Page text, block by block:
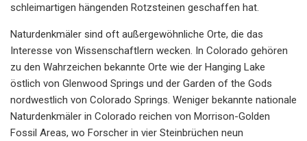
schleimartigen hängenden Rotzsteinen geschaffen hat.
Naturdenkmäler sind oft außergewöhnliche Orte, die das
Interesse von Wissenschaftlern wecken. In Colorado gehören
zu den Wahrzeichen bekannte Orte wie der Hanging Lake
östlich von Glenwood Springs und der Garden of the Gods
nordwestlich von Colorado Springs. Weniger bekannte nationale
Naturdenkmäler in Colorado reichen von Morrison-Golden
Fossil Areas, wo Forscher in vier Steinbrüchen neun